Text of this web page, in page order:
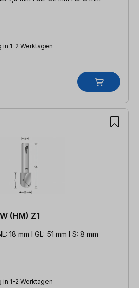
in 1-2 Werktagen
Hohlkehlfräser HW (HM) Z1
NL: 18 mm l GL: 51 mm l S: 8 mm
in 1-2 Werktagen